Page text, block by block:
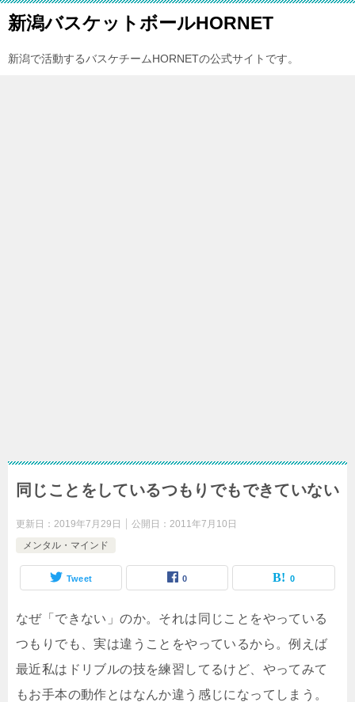
新潟バスケットボールHORNET
新潟で活動するバスケチームHORNETの公式サイトです。
同じことをしているつもりでもできていない
更新日： 2019年7月29日 公開日： 2011年7月10日
メンタル・マインド
Tweet 0 0
なぜ「できない」のか。それは同じことをやっている
つもりでも、実は違うことをやっているから。例えば
最近私はドリブルの技を練習してるけど、やってみて
もお手本の動作とはなんか違う感じになってしまう。